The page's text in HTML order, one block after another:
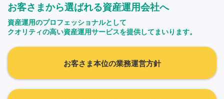
お客さまから選ばれる資産運用会社へ
資産運用のプロフェッショナルとして
クオリティの高い資産運用サービスを提供してまいります。
お客さま本位の業務運営方針